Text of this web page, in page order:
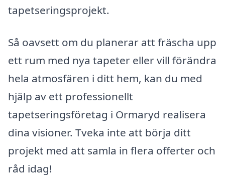
tapetseringsprojekt.
Så oavsett om du planerar att fräscha upp
ett rum med nya tapeter eller vill förändra
hela atmosfären i ditt hem, kan du med
hjälp av ett professionellt
tapetseringsföretag i Ormaryd realisera
dina visioner. Tveka inte att börja ditt
projekt med att samla in flera offerter och
råd idag!